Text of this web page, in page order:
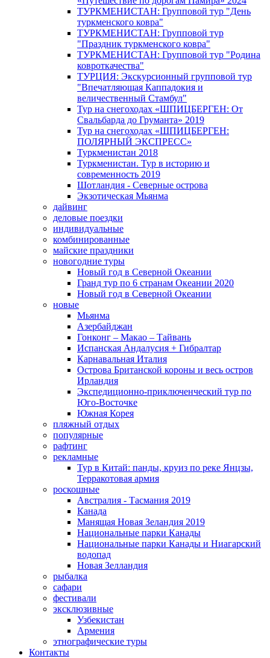
ТУРКМЕНИСТАН: Групповой тур "День
туркменского ковра"
ТУРКМЕНИСТАН: Групповой тур
"Праздник туркменского ковра"
ТУРКМЕНИСТАН: Групповой тур "Родина
ковроткачества"
ТУРЦИЯ: Экскурсионный групповой тур
"Впечатляющая Каппадокия и
величественный Стамбул"
Тур на снегоходах «ШПИЦБЕРГЕН: От
Свальбарда до Груманта» 2019
Тур на снегоходах «ШПИЦБЕРГЕН:
ПОЛЯРНЫЙ ЭКСПРЕСС»
Туркменистан 2018
Туркменистан. Тур в историю и
современность 2019
Шотландия - Северные острова
Экзотическая Мьянма
дайвинг
деловые поездки
индивидуальные
комбинированные
майские праздники
новогодние туры
Новый год в Северной Океании
Гранд тур по 6 странам Океании 2020
Новый год в Северной Океании
новые
Мьянма
Азербайджан
Гонконг – Макао – Тайвань
Испанская Андалусия + Гибралтар
Карнавальная Италия
Острова Британской короны и весь остров
Ирландия
Экспедиционно-приключенческий тур по
Юго-Восточке
Южная Корея
пляжный отдых
популярные
рафтинг
рекламные
Тур в Китай: панды, круиз по реке Янцзы,
Терракотовая армия
роскошные
Австралия - Тасмания 2019
Канада
Манящая Новая Зеландия 2019
Национальные парки Канады
Национальные парки Канады и Ниагарский
водопад
Новая Зелландия
рыбалка
сафари
фестивали
эксклюзивные
Узбекистан
Армения
этнографические туры
Контакты